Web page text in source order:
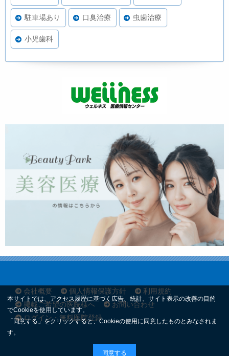
駐車場あり 口臭治療 虫歯治療
小児歯科
会社概要 個人情報保護方針
利用規約
掲載ご希望の医院様へ
お問い合わせ
ログイン・無料医院登録
本サイトでは、アクセス履歴に基づく広告、統計、サイト表示の改善の目的
でCookieを使用しています。
「同意する」をクリックすると、Cookieの使用に同意したものとみなされま
す。
同意する